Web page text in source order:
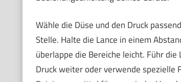
Wähle die Düse und den Druck
Stelle. Halte die Lance in einem
überlappe die Bereiche leicht. Führ
Druck weiter oder verwende spezielle